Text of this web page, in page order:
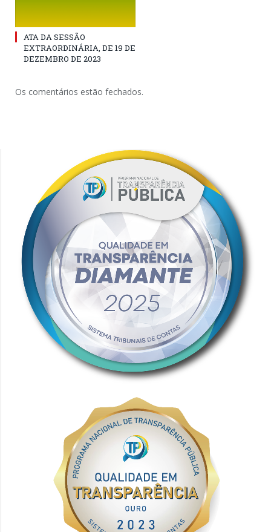
ATA DA SESSÃO
EXTRAORDINÁRIA, DE 19 DE
DEZEMBRO DE 2023
Os comentários estão fechados.